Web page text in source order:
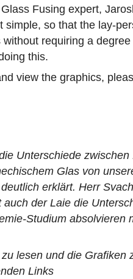
Fusing expert,
simple, so that the lay-
requiring a
this.
view the graphics,
Unterschiede zwischen
Glas von
erklärt. Herr
der Laie die
Studium absolvieren
lesen und die Grafiken
Links